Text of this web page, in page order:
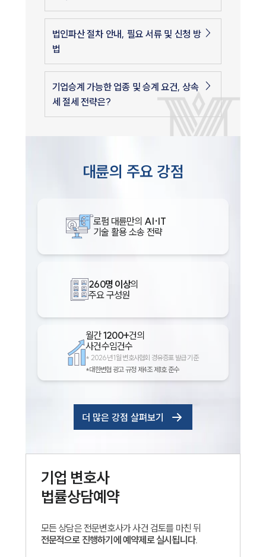
법인파산 절차 안내, 필요 서류 및 신청 방
법
기업승계 가능한 업종 및 승계 요건, 상속
세 절세 전략은?
대륜의 주요 강점
로펌 대륜만의 AI·IT
기술 활용 소송 전략
260명 이상의
주요 구성원
월간1200+건의
사건수임건수
* 2026년 1월 변호사협회 경유증표 발급 기준
*대한변협 광고 규정 제4조 제1호 준수
더 많은 강점 살펴보기
기업 변호사
법률상담예약
모든 상담은 전문변호사가 사건 검토를 마친 뒤
전문적으로 진행하기에 예약제로 실시됩니다.